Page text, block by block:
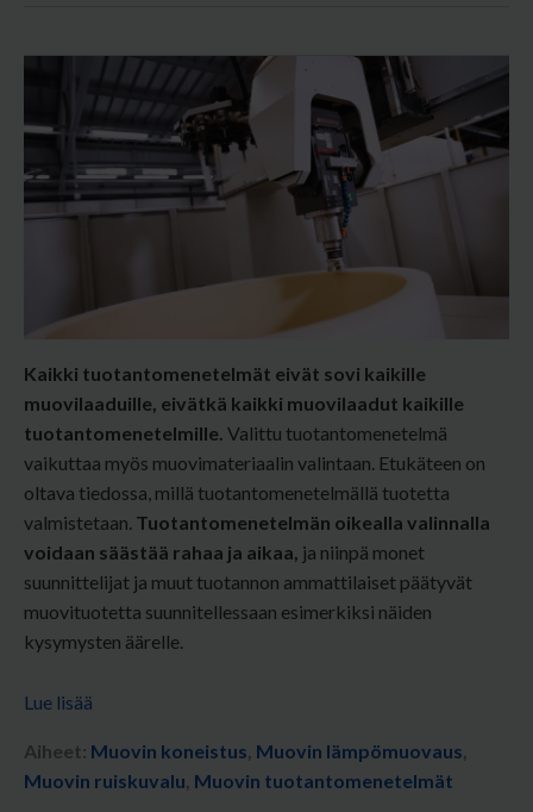
Kaikki tuotantomenetelmät eivät sovi kaikille
muovilaaduille, eivätkä kaikki muovilaadut kaikille
tuotantomenetelmille. Valittu tuotantomenetelmä
vaikuttaa myös muovimateriaalin valintaan. Etukäteen on
oltava tiedossa, millä tuotantomenetelmällä tuotetta
valmistetaan. Tuotantomenetelmän oikealla valinnalla
voidaan säästää rahaa ja aikaa, ja niinpä monet
suunnittelijat ja muut tuotannon ammattilaiset päätyvät
muovituotetta suunnitellessaan esimerkiksi näiden
kysymysten äärelle.
Lue lisää
Aiheet: Muovin koneistus, Muovin lämpömuovaus,
Muovin ruiskuvalu, Muovin tuotantomenetelmät